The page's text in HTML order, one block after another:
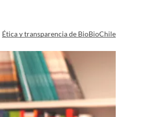
Ética y transparencia de BioBioChile